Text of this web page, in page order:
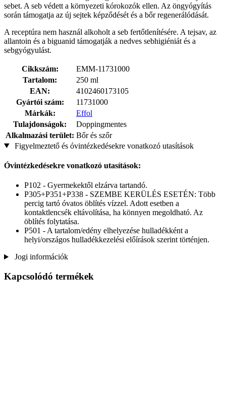
sebet. A seb védett a környezeti kórokozók ellen. Az öngyógyítás
során támogatja az új sejtek képződését és a bőr regenerálódását.
A receptúra nem használ alkoholt a seb fertőtlenítésére. A tejsav, az
allantoin és a biguanid támogatják a nedves sebhigiéniát és a
sebgyógyulást.
Cikkszám:
EMM-11731000
Tartalom:
250 ml
EAN:
4102460173105
Gyártói szám:
11731000
Márkák:
Effol
Tulajdonságok:
Doppingmentes
Alkalmazási terület: Bőr és szőr
Figyelmeztető és óvintézkedésekre vonatkozó utasítások
Óvintézkedésekre vonatkozó utasítások:
P102 - Gyermekektől elzárva tartandó.
P305+P351+P338 - SZEMBE KERÜLÉS ESETÉN: Több
percig tartó óvatos öblítés vízzel. Adott esetben a
kontaktlencsék eltávolítása, ha könnyen megoldható. Az
öblítés folytatása.
P501 - A tartalom/edény elhelyezése hulladékként a
helyi/országos hulladékkezelési előírások szerint történjen.
Jogi információk
Kapcsolódó termékek